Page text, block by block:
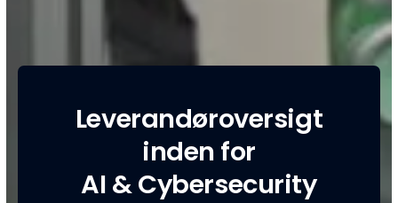
Leverandøroversigt
inden for
AI & Cybersecurity